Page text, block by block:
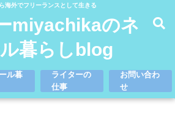
海外でフリーランスとして生きる
miyachikaのネ
暮らしblog
ル暮
ライターの
仕事
お問い合わ
せ